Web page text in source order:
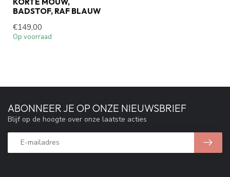
BADSTOF, RAF BLAUW
€149,00
Op voorraad
ABONNEER JE OP ONZE NIEUWSBRIEF
Blijf op de hoogte over onze laatste acties